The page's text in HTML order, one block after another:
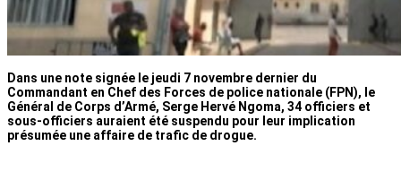
Dans une note signée le jeudi 7 novembre dernier du
Commandant en Chef des Forces de police nationale (FPN), le
Général de Corps d’Armé, Serge Hervé Ngoma, 34 officiers et
sous-officiers auraient été suspendu pour leur implication
présumée une affaire de trafic de drogue.